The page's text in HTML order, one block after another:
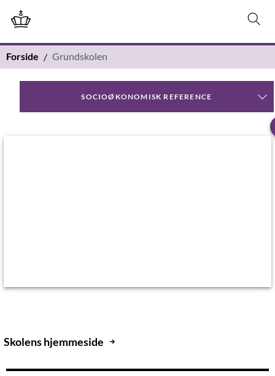
Forside Grundskolen
SOCIOØKONOMISK REFERENCE
Skolens hjemmeside